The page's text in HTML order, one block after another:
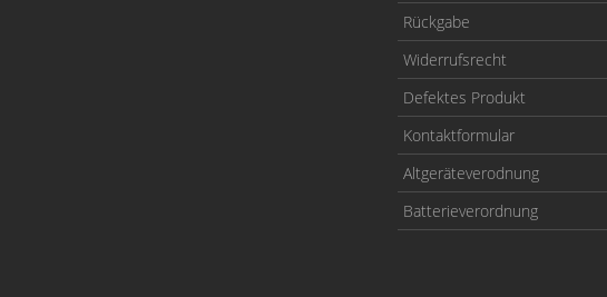
Rückgabe
Widerrufsrecht
Defektes Produkt
Kontaktformular
Altgeräteverodnung
Batterieverordnung